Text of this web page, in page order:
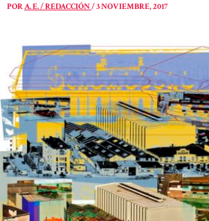
PORA. E. / REDACCIÓN/3 NOVIEMBRE, 2017